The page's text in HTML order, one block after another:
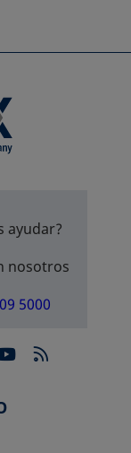
ayudar?
nosotros
5000
una
en una
abre en
se abre en